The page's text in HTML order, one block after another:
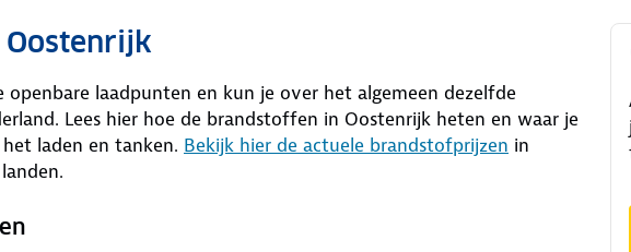
Oostenrijk
laadpunten en kun je over het algemeen dezelfde
Lees hier hoe de brandstoffen in Oostenrijk heten en waar je
laden en tanken. Bekijk hier de actuele brandstofprijzen in